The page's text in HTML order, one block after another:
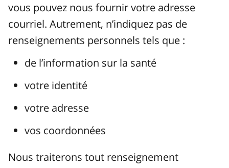
vous pouvez nous fournir votre adresse
courriel. Autrement, n’indiquez pas de
renseignements personnels tels que :
de l’information sur la santé
votre identité
votre adresse
vos coordonnées
Nous traiterons tout renseignement